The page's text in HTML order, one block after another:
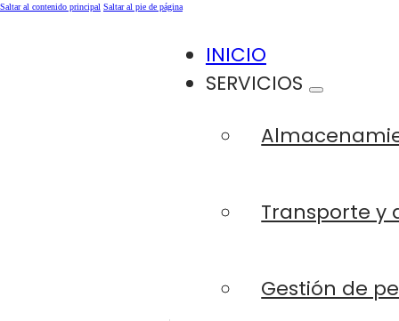
Saltar al contenido principal Saltar al pie de página
INICIO
SERVICIOS
Transporte y
Gestión de